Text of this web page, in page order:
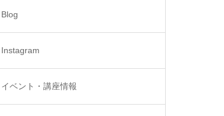
Blog
Instagram
イベント・講座情報